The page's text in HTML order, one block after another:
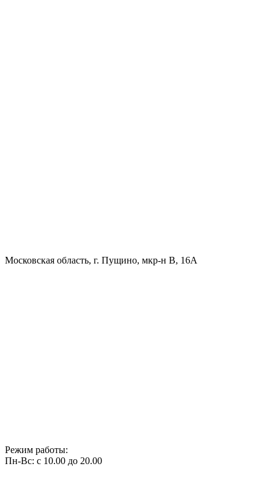
Московская область, г. Пущино, мкр-н В, 16А
Режим работы:
Пн-Вс: с 10.00 до 20.00